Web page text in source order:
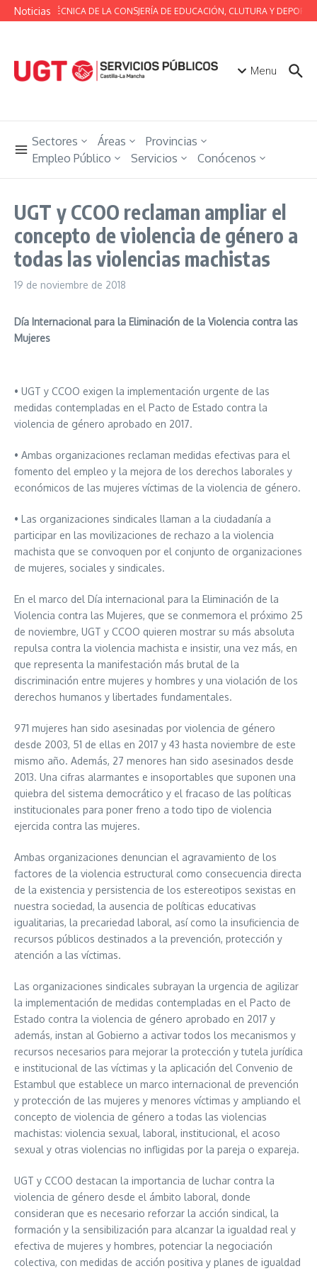
Saltar al contenido
Noticias
MESA TÉCNICA DE LA CONSJERÍA DE EDUCACIÓN, CLUTURA Y
Menu
Sectores Áreas
Provincias
Empleo Público
Servicios Conócenos
UGT y CCOO reclaman ampliar el
concepto de violencia de género a
todas las violencias machistas
19 de noviembre de 2018
Día Internacional para la Eliminación de la Violencia contra las
Mujeres
• UGT y CCOO exigen la implementación urgente de las
medidas contempladas en el Pacto de Estado contra la
violencia de género aprobado en 2017.
• Ambas organizaciones reclaman medidas efectivas para el
fomento del empleo y la mejora de los derechos laborales y
económicos de las mujeres víctimas de la violencia de género.
• Las organizaciones sindicales llaman a la ciudadanía a
participar en las movilizaciones de rechazo a la violencia
machista que se convoquen por el conjunto de organizaciones
de mujeres, sociales y sindicales.
En el marco del Día internacional para la Eliminación de la
Violencia contra las Mujeres, que se conmemora el próximo 25
de noviembre, UGT y CCOO quieren mostrar su más absoluta
repulsa contra la violencia machista e insistir, una vez más, en
que representa la manifestación más brutal de la
discriminación entre mujeres y hombres y una violación de los
derechos humanos y libertades fundamentales.
971 mujeres han sido asesinadas por violencia de género
desde 2003, 51 de ellas en 2017 y 43 hasta noviembre de este
mismo año. Además, 27 menores han sido asesinados desde
2013. Una cifras alarmantes e insoportables que suponen una
quiebra del sistema democrático y el fracaso de las políticas
institucionales para poner freno a todo tipo de violencia
ejercida contra las mujeres.
Ambas organizaciones denuncian el agravamiento de los
factores de la violencia estructural como consecuencia directa
de la existencia y persistencia de los estereotipos sexistas en
nuestra sociedad, la ausencia de políticas educativas
igualitarias, la precariedad laboral, así como la insuficiencia de
recursos públicos destinados a la prevención, protección y
atención a las víctimas.
Las organizaciones sindicales subrayan la urgencia de agilizar
la implementación de medidas contempladas en el Pacto de
Estado contra la violencia de género aprobado en 2017 y
además, instan al Gobierno a activar todos los mecanismos y
recursos necesarios para mejorar la protección y tutela jurídica
e institucional de las víctimas y la aplicación del Convenio de
Estambul que establece un marco internacional de prevención
y protección de las mujeres y menores víctimas y ampliando el
concepto de violencia de género a todas las violencias
machistas: violencia sexual, laboral, institucional, el acoso
sexual y otras violencias no infligidas por la pareja o expareja.
UGT y CCOO destacan la importancia de luchar contra la
violencia de género desde el ámbito laboral, donde
consideran que es necesario reforzar la acción sindical, la
formación y la sensibilización para alcanzar la igualdad real y
efectiva de mujeres y hombres, potenciar la negociación
colectiva, con medidas de acción positiva y planes de igualdad